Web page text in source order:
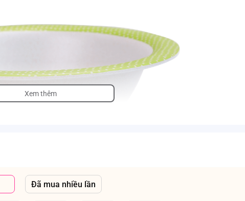
Xem thêm
Đã mua nhiều lần